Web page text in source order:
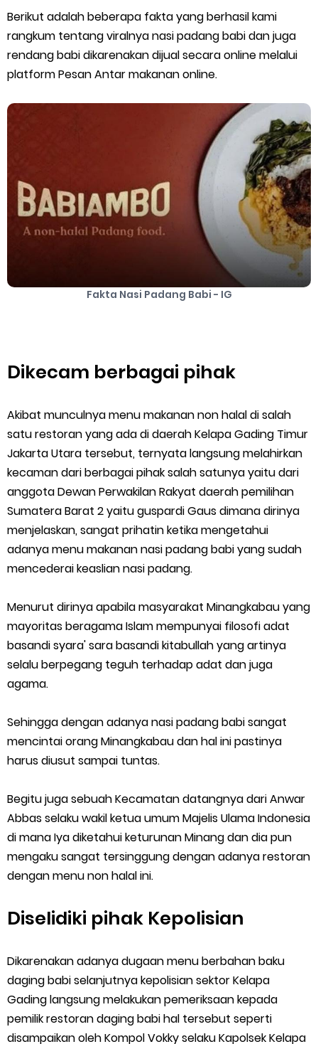
Cara Transfer Gopay ke Shopeepay Tanpa Potongan
Cara Ping Server Shopee Food 2022
Cara Menghubungi CS Lalamove dan Jam Operasionalnya
Cara Mengatasi Aplikasi Gojek Mengalami Gangguan
DNS Server Gojek Driver Terbaru 2026: Panduan Lengkap DNS
Server Gojek Terbaru dan IP Server GoPartner Gojek
Friday, 7 August
Berikut adalah beberapa fakta yang berhasil kami
rangkum tentang viralnya nasi padang babi dan juga
rendang babi dikarenakan dijual secara online melalui
platform Pesan Antar makanan online.
Fakta Nasi Padang Babi - IG
Dikecam berbagai pihak
Akibat munculnya menu makanan non halal di salah
satu restoran yang ada di daerah Kelapa Gading Timur
Jakarta Utara tersebut, ternyata langsung melahirkan
kecaman dari berbagai pihak salah satunya yaitu dari
anggota Dewan Perwakilan Rakyat daerah pemilihan
Sumatera Barat 2 yaitu guspardi Gaus dimana dirinya
menjelaskan, sangat prihatin ketika mengetahui
adanya menu makanan nasi padang babi yang sudah
mencederai keaslian nasi padang.
Menurut dirinya apabila masyarakat Minangkabau yang
mayoritas beragama Islam mempunyai filosofi adat
basandi syara' sara basandi kitabullah yang artinya
selalu berpegang teguh terhadap adat dan juga
agama.
Sehingga dengan adanya nasi padang babi sangat
mencintai orang Minangkabau dan hal ini pastinya
harus diusut sampai tuntas.
Begitu juga sebuah Kecamatan datangnya dari Anwar
Abbas selaku wakil ketua umum Majelis Ulama Indonesia
di mana Iya diketahui keturunan Minang dan dia pun
mengaku sangat tersinggung dengan adanya restoran
dengan menu non halal ini.
Diselidiki pihak Kepolisian
Dikarenakan adanya dugaan menu berbahan baku
daging babi selanjutnya kepolisian sektor Kelapa
Gading langsung melakukan pemeriksaan kepada
pemilik restoran daging babi hal tersebut seperti
disampaikan oleh Kompol Vokky selaku Kapolsek Kelapa